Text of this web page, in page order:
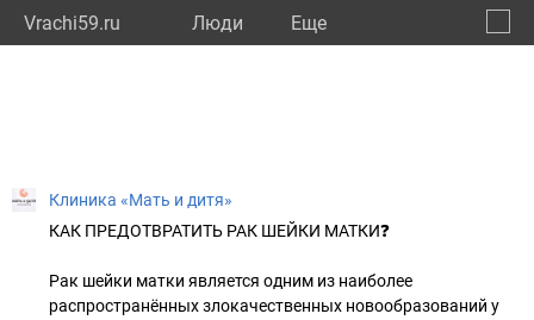
Vrachi59.ru Люди Eще
Клиника «Мать и дитя»
КАК ПРЕДОТВРАТИТЬ РАК ШЕЙКИ МАТКИ❓
Рак шейки матки является одним из наиболее
распространённых злокачественных новообразований у